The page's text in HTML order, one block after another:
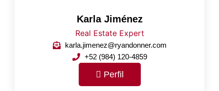
Karla Jiménez
Real Estate Expert
karla.jimenez@ryandonner.com
+52 (984) 120-4859
Perfil